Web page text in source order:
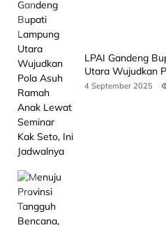
LPAI Gandeng
Utara Wujudkan
Anak Lewat
4 September 2025